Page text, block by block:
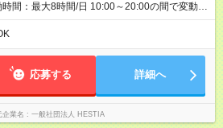
間：最大8時間/日 10:00～20:00の間で変動シ
以上の日は休憩1時間有 ※日曜日は原則休日
応募する 詳細へ
企業名 一般社団法人 HESTIA